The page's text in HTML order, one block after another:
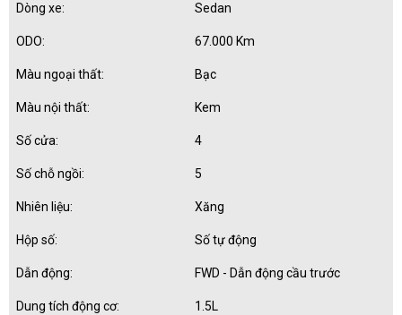
Dòng xe: Sedan
ODO: 67.000 Km
Màu ngoại thất: Bạc
Màu nội thất: Kem
Số cửa: 4
Số chỗ ngồi: 5
Nhiên liệu: Xăng
Hộp số: Số tự động
Dẫn động: FWD - Dẫn động cầu trước
Dung tích động cơ: 1.5L